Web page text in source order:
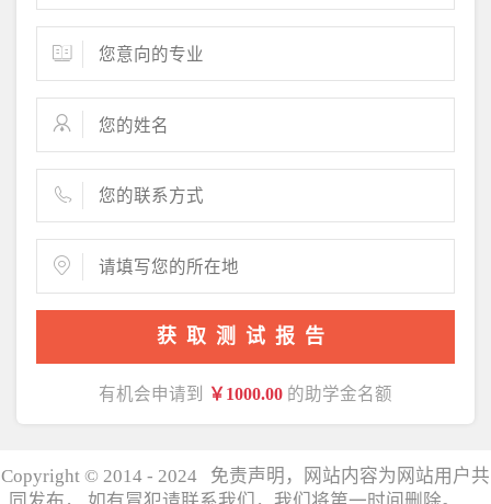
获取测试报告
有机会申请到 ￥1000.00 的助学金名额
Copyright © 2014 - 2024 免责声明，网站内容为网站用户共